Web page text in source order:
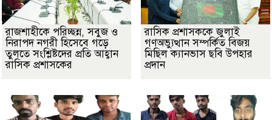
রাজশাহীকে পরিচ্ছন্ন, সবুজ ও
নিরাপদ নগরী হিসেবে গড়ে
তুলতে সংশ্লিষ্টদের প্রতি আহ্বান
রাসিক প্রশাসকের
রাসিক প্রশাসককে জুলাই
গণঅভ্যুত্থান সম্পর্কিত বিজয়
মিছিল ক্যানভাস ছবি উপহার
প্রদান